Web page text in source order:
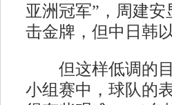
亚洲冠军”，周建
击金牌，但中日韩
但这样低调的目
小组赛中，球队的